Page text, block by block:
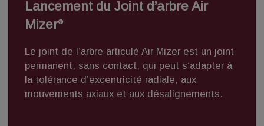
Lancement du Joint d’arbre Air
Mizer®
Le joint de l’arbre articulé Air Mizer est un joint
permanent, sans contact, qui peut s’adapter à
la tolérance d’excentricité radiale, aux
mouvements axiaux et aux désalignements.